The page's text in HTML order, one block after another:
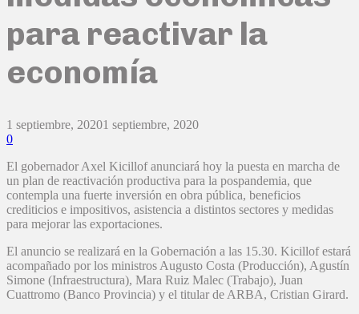
para reactivar la
economía
1 septiembre, 20201 septiembre, 2020
0
El gobernador Axel Kicillof anunciará hoy la puesta en marcha de
un plan de reactivación productiva para la pospandemia, que
contempla una fuerte inversión en obra pública, beneficios
crediticios e impositivos, asistencia a distintos sectores y medidas
para mejorar las exportaciones.
El anuncio se realizará en la Gobernación a las 15.30. Kicillof estará
acompañado por los ministros Augusto Costa (Producción), Agustín
Simone (Infraestructura), Mara Ruiz Malec (Trabajo), Juan
Cuattromo (Banco Provincia) y el titular de ARBA, Cristian Girard.